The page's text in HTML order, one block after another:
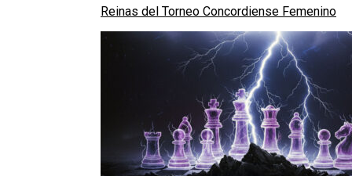
Reinas del Torneo Concordiense Femenino